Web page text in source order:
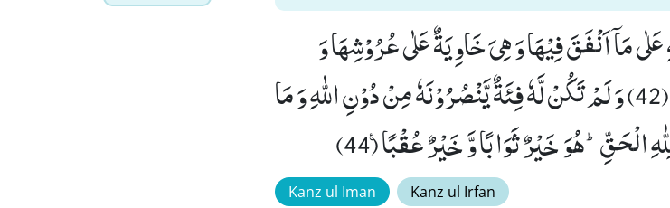
مَاۤ اَنْفَقَ فِیْهَا وَ هِیَ خَاوِیَةٌ عَلٰى عُرُوْشِهَا وَ
یَقُوْلُ یٰلَیْتَنِیْ لَمْ اُشْرِكْ بِرَبِّیْۤ اَحَدًا(42) وَ لَمْ تَكُنْ لَّهٗ فِئَةٌ یَّنْصُرُوْنَهٗ مِنْ دُوْنِ اللّٰهِ وَ مَا
Kanz ul Iman Kanz ul Irfan